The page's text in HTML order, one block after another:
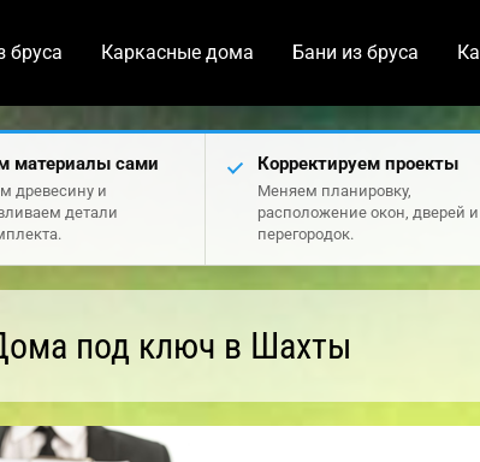
бруса Каркасные дома Бани из бруса
материалы сами
древесину и
детали
Корректируем проекты
Меняем планировку,
расположение окон, дверей и
перегородок.
под ключ в Шахты